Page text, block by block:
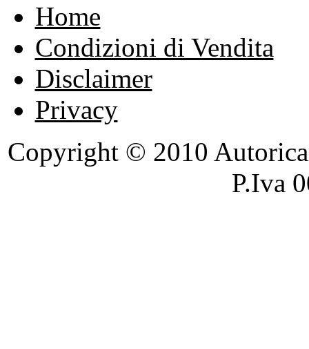
Home
Condizioni di Vendita
Disclaimer
Privacy
Copyright © 2010
P.Iva